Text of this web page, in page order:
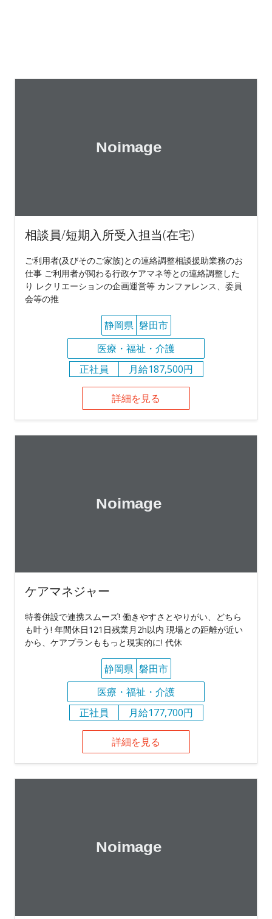
相談員/短期入所受入担当(在宅)
ご利用者(及びそのご家族)との連絡調整相談援助業務のお
仕事 ご利用者が関わる行政ケアマネ等との連絡調整した
り レクリエーションの企画運営等 カンファレンス、委員
会等の推
静岡県 磐田市
医療・福祉・介護
正社員
月給187,500円
詳細を見る
ケアマネジャー
特養併設で連携スムーズ! 働きやすさとやりがい、どちら
も叶う! 年間休日121日残業月2h以内 現場との距離が近い
から、ケアプランももっと現実的に! 代休
静岡県 磐田市
医療・福祉・介護
正社員
月給177,700円
詳細を見る